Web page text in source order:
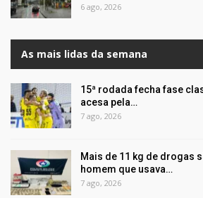
6 ago, 2026
As mais lidas da semana
15ª rodada fecha fase
acesa pela…
7 ago, 2026
Mais de 11 kg de drogas
homem que usava…
7 ago, 2026